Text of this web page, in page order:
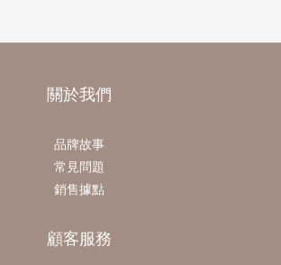
關於我們
品牌故事
常見問題
銷售據點
顧客服務